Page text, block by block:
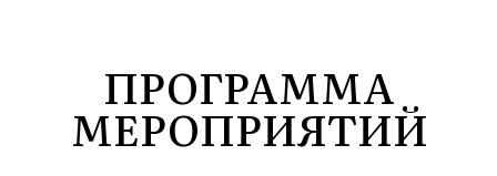
ПРОГРАММА
МЕРОПРИЯТИЙ